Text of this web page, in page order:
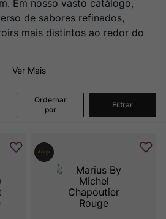
Em nosso vasto catálogo,
de sabores refinados,
mais distintos ao redor do
Ver Mais
Ordernar
por
Filtrar